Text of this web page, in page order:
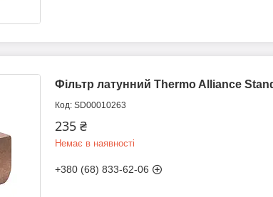
Фільтр латунний Thermo Alliance
SD00010263
235 ₴
Немає в наявності
+380 (68) 833-62-06